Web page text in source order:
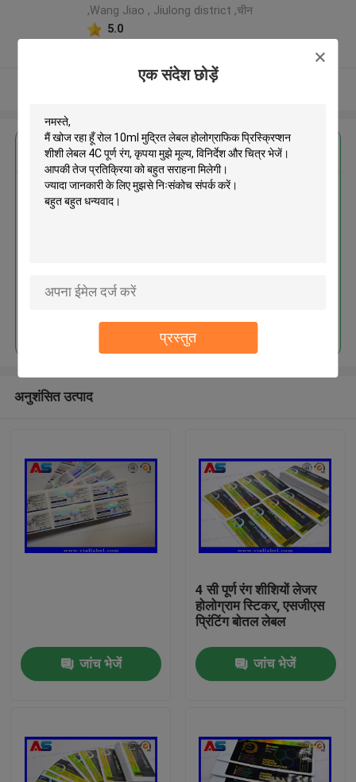
एक संदेश छोड़ें
प्रस्तुत
घर
हमारे बारे में
,Wang Jiao , Jiulong district ,चीन
5.0
सबसे उत्तम प्रतिदान प्राप्त करें
रोल 10ml मुद्रित लेबल होलोग्राफिक
अनुशंसित उत्पाद
जांच भेजें
4 सी पूर्ण रंग शीशियों लेजर
होलोग्राम स्टिकर, एसजीएस
प्रिंटिंग बोतल लेबल
जांच भेजें